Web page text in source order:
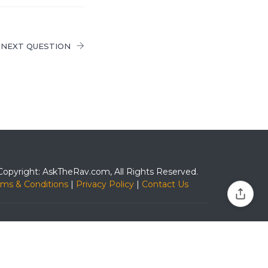
NEXT QUESTION
AskTheRav.com, All Rights Reserved.
& Conditions | Privacy Policy | Contact Us